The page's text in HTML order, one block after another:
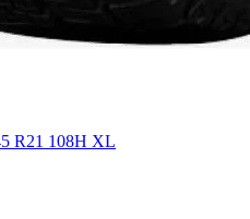
R21 108H XL